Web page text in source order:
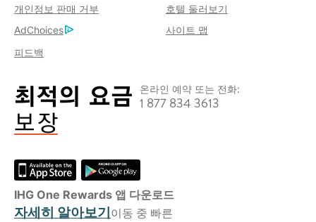
개인정보 판매 거부
호텔 둘러보기
AdChoices
사이트 맵
피드백
온라인 예약 또는 전화:
1 877 834 3613
IHG One Rewards 앱 다운로드
자세히 알아보기 이동 중 빠른